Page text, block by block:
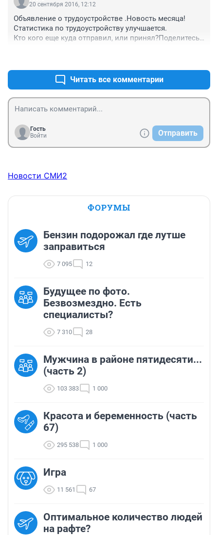
20 сентября 2016, 12:12
Объявление о трудоустройстве .Новость месяца!
Статистика по трудоустройству улучшается.
Кто кого еще куда отправил, или принял?Поделитесь.
Читать все комментарии
Гость
Войти
Отправить
Новости СМИ2
ФОРУМЫ
Бензин подорожал где лутше
заправиться
7 095 12
Будущее по фото.
Безвозмездно. Есть
специалисты?
7 310 28
Мужчина в районе пятидесяти...
(часть 2)
103 383 1 000
Красота и беременность (часть
67)
295 538 1 000
Игра
11 561 67
Оптимальное количество людей
на рафте?